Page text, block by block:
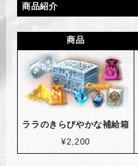
商品紹介
商品
ララのきらびやかな補給箱
¥2,200